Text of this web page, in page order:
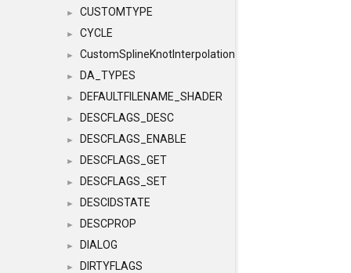
► CUSTOMTYPE
► CYCLE
► CustomSplineKnotInterpolation
► DA_TYPES
► DEFAULTFILENAME_SHADER
► DESCFLAGS_DESC
► DESCFLAGS_ENABLE
► DESCFLAGS_GET
► DESCFLAGS_SET
► DESCIDSTATE
► DESCPROP
► DIALOG
► DIRTYFLAGS